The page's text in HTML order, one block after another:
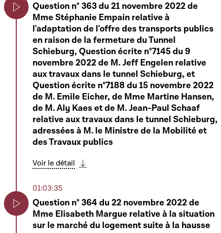
Question n° 363 du 21 novembre 2022 de
Mme Stéphanie Empain relative à
l'adaptation de l'offre des transports publics
en raison de la fermeture du Tunnel
Schieburg, Question écrite n°7145 du 9
novembre 2022 de M. Jeff Engelen relative
aux travaux dans le tunnel Schieburg, et
Question écrite n°7188 du 15 novembre 2022
de M. Emile Eicher, de Mme Martine Hansen,
de M. Aly Kaes et de M. Jean-Paul Schaaf
relative aux travaux dans le tunnel Schieburg,
adressées à M. le Ministre de la Mobilité et
des Travaux publics
Voir le détail
01:03:35
Question n° 364 du 22 novembre 2022 de
Mme Elisabeth Margue relative à la situation
sur le marché du logement suite à la hausse
Informations
Transparence / Légal
Abonnement
Suivez #Chambrelux sur